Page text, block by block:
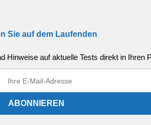
Sie auf dem Laufenden
Hinweise auf aktuelle Tests direkt in Ihren